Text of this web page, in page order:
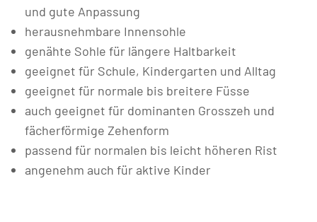
und gute Anpassung
herausnehmbare Innensohle
genähte Sohle für längere Haltbarkeit
geeignet für Schule, Kindergarten und Alltag
geeignet für normale bis breitere Füsse
auch geeignet für dominanten Grosszeh und
fächerförmige Zehenform
passend für normalen bis leicht höheren Rist
angenehm auch für aktive Kinder